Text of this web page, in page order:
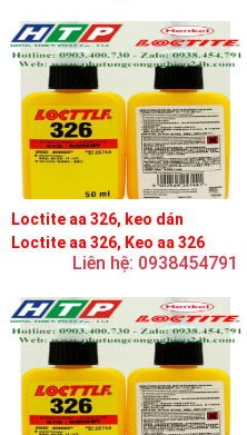
Loctite aa 326, keo dán
Loctite aa 326, Keo aa 326
Liên hệ: 0938454791